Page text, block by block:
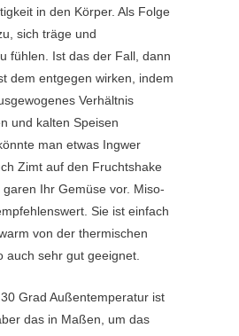
in den Körper. Als Folge
sich träge und
fühlen. Ist das der Fall, dann
dem entgegen wirken, indem
Verhältnis
und kalten Speisen
man etwas Ingwer
Zimt auf den Fruchtshake
Ihr Gemüse vor. Miso-
Sie ist einfach
von der thermischen
auch sehr gut geeignet.
Grad Außentemperatur ist
das in Maßen, um das